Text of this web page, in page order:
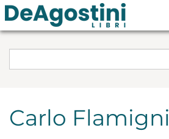
Carlo Flamigni